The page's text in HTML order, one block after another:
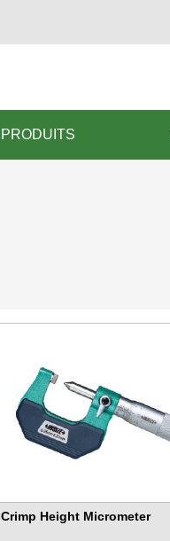
PRODUITS
Crimp Height Micrometer